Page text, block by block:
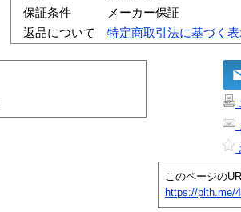
保証条件
メーカー保証
返品について
特定商取引法に基づく
このページのURL
https://plth.me/